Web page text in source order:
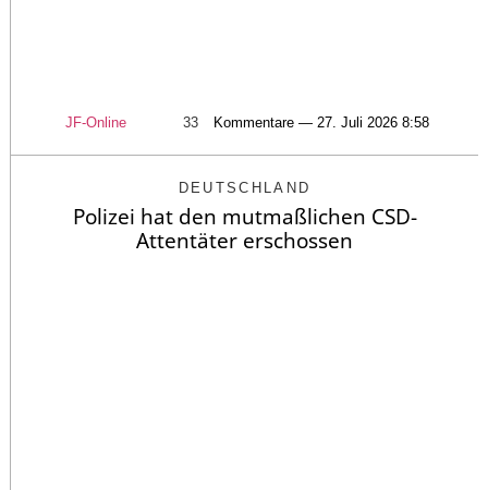
JF-Online 33 Kommentare — 27. Juli 2026 8:58
DEUTSCHLAND
Polizei hat den mutmaßlichen CSD-
Attentäter erschossen